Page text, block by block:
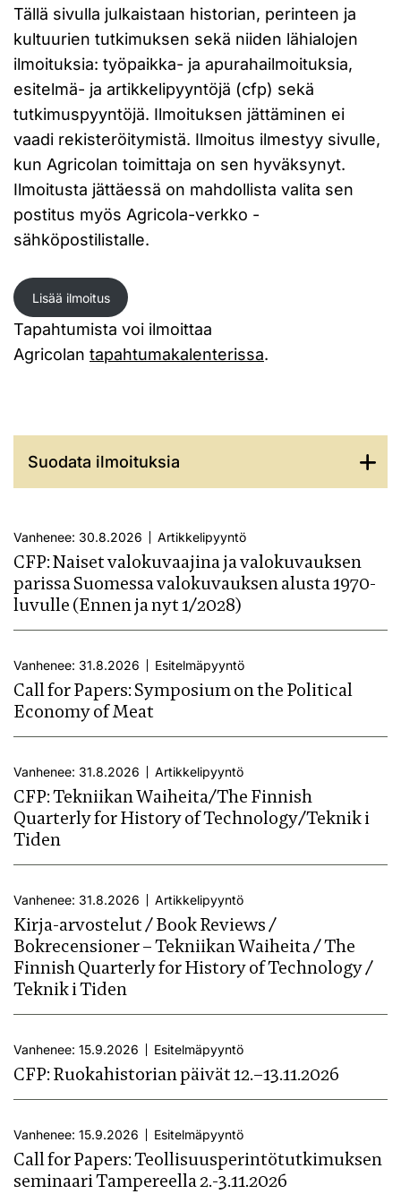
Tällä sivulla julkaistaan historian, perinteen ja
kultuurien tutkimuksen sekä niiden lähialojen
ilmoituksia: työpaikka- ja apurahailmoituksia,
esitelmä- ja artikkelipyyntöjä (cfp) sekä
tutkimuspyyntöjä. Ilmoituksen jättäminen ei
vaadi rekisteröitymistä. Ilmoitus ilmestyy sivulle,
kun Agricolan toimittaja on sen hyväksynyt.
Ilmoitusta jättäessä on mahdollista valita sen
postitus myös Agricola-verkko -
sähköpostilistalle.
Lisää ilmoitus
Tapahtumista voi ilmoittaa
Agricolan tapahtumakalenterissa.
Suodata ilmoituksia
Vanhenee: 30.8.2026 Artikkelipyyntö
CFP: Naiset valokuvaajina ja valokuvauksen
parissa Suomessa valokuvauksen alusta 1970-
luvulle (Ennen ja nyt 1/2028)
Vanhenee: 31.8.2026 Esitelmäpyyntö
Call for Papers: Symposium on the Political
Economy of Meat
Vanhenee: 31.8.2026 Artikkelipyyntö
CFP: Tekniikan Waiheita/The Finnish
Quarterly for History of Technology/Teknik i
Tiden
Vanhenee: 31.8.2026 Artikkelipyyntö
Kirja-arvostelut / Book Reviews /
Bokrecensioner – Tekniikan Waiheita / The
Finnish Quarterly for History of Technology /
Teknik i Tiden
Vanhenee: 15.9.2026 Esitelmäpyyntö
CFP: Ruokahistorian päivät 12.–13.11.2026
Vanhenee: 15.9.2026 Esitelmäpyyntö
Call for Papers: Teollisuusperintötutkimuksen
seminaari Tampereella 2.-3.11.2026